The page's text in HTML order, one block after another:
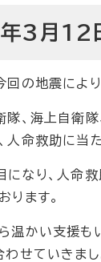
3月12
回の地震によ
隊、海上自衛
人命救助に当た
なり、人命救
ります。
温かい支援も
わせていきまし